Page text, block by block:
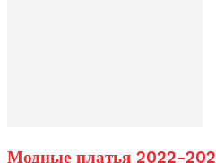
Модные платья 2022-